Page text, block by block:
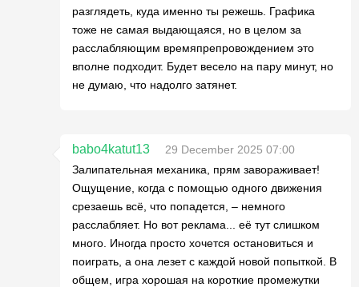
разглядеть, куда именно ты режешь. Графика
тоже не самая выдающаяся, но в целом за
расслабляющим времяпрепровождением это
вполне подходит. Будет весело на пару минут, но
не думаю, что надолго затянет.
babo4katut13
29 December 2025 07:00
Залипательная механика, прям завораживает!
Ощущение, когда с помощью одного движения
срезаешь всё, что попадется, – немного
расслабляет. Но вот реклама... её тут слишком
много. Иногда просто хочется остановиться и
поиграть, а она лезет с каждой новой попыткой. В
общем, игра хорошая на короткие промежутки